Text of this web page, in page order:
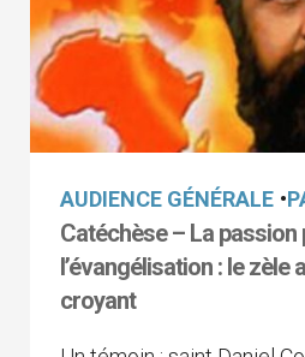
AUDIENCE GÉNÉRALE •
Catéchèse – La passion
l’évangélisation : le zèle
croyant